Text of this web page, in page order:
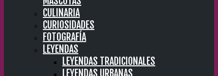
CULINARIA
CURIOSIDADES
FOTOGRAFÍA
LEYENDAS
LEYENDAS TRADICIONALES
LEYENDAS URBANAS